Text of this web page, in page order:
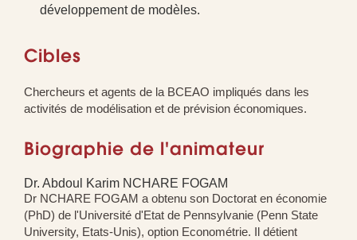
développement de modèles.
Cibles
Chercheurs et agents de la BCEAO impliqués dans les
activités de modélisation et de prévision économiques.
Biographie de l'animateur
Dr. Abdoul Karim NCHARE FOGAM
Dr NCHARE FOGAM a obtenu son Doctorat en économie
(PhD) de l'Université d'Etat de Pennsylvanie (Penn State
University, Etats-Unis), option Econométrie. Il détient